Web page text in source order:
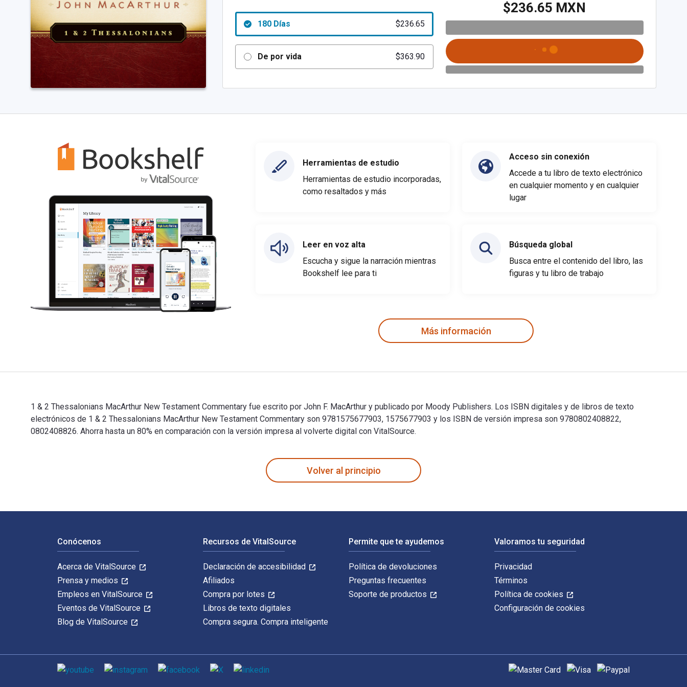
180 Días $236.65
De por vida $363.90
$236.65 MXN
Herramientas de estudio
Herramientas de estudio incorporadas,
como resaltados y más
Leer en voz alta
Escucha y sigue la narración mientras
Bookshelf lee para ti
Acceso sin conexión
Accede a tu libro de texto electrónico
en cualquier momento y en cualquier
lugar
Búsqueda global
Busca entre el contenido del libro, las
figuras y tu libro de trabajo
Más información
1 & 2 Thessalonians MacArthur New Testament Commentary fue escrito por John F. MacArthur y publicado por Moody Publishers. Los ISBN digitales y de libros de texto
electrónicos de 1 & 2 Thessalonians MacArthur New Testament Commentary son 9781575677903, 1575677903 y los ISBN de versión impresa son 9780802408822,
0802408826. Ahorra hasta un 80% en comparación con la versión impresa al volverte digital con VitalSource.
Volver al principio
Conócenos
Acerca de VitalSource
Prensa y medios
Empleos en VitalSource
Eventos de VitalSource
Blog de VitalSource
Recursos de VitalSource
Declaración de accesibilidad
Afiliados
Compra por lotes
Libros de texto digitales
Compra segura. Compra inteligente
Permite que te ayudemos
Política de devoluciones
Preguntas frecuentes
Soporte de productos
Valoramos tu seguridad
Privacidad
Términos
Política de cookies
Configuración de cookies
Medios de comunicación social Métodos de pago admitidos